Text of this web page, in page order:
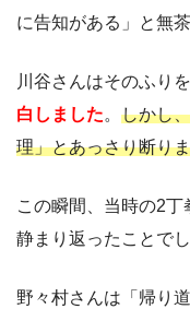
に告知がある」と無
川谷さんはそのふりを
白しました。 しかし
理」とあっさり断り
この瞬間、当時の2
静まり返ったことでし
野々村さんは「帰り